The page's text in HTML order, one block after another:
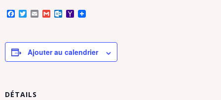
F
a
b
o
o
T
w
t
e
r
E
m
l
G
m
l
O
u
o
o
k
Y
o
M
a
Ajouter au calendrier
DÉTAILS